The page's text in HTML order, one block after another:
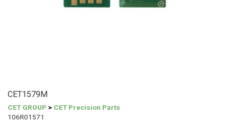
CET1579M
CET GROUP > CET Precision Parts
106R01571